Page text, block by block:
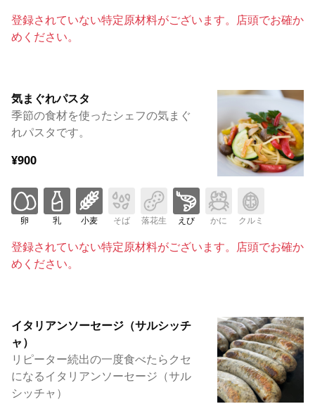
登録されていない特定原材料がございます。店頭でお確か
めください。
気まぐれパスタ
季節の食材を使ったシェフの気まぐ
れパスタです。
¥900
卵 乳 小麦 そば 落花生 えび かに クルミ
登録されていない特定原材料がございます。店頭でお確か
めください。
イタリアンソーセージ（サルシッチ
ャ）
リピーター続出の一度食べたらクセ
になるイタリアンソーセージ（サル
シッチャ）